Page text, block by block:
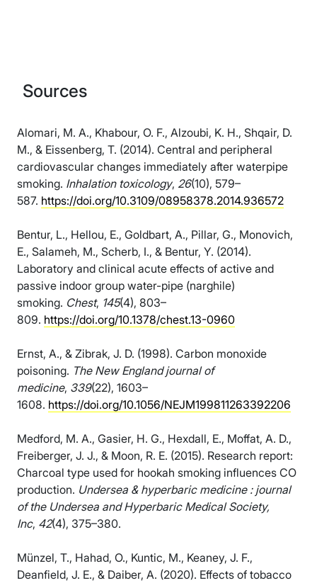
Sources
Alomari, M. A., Khabour, O. F., Alzoubi, K. H., Shqair, D.
M., & Eissenberg, T. (2014). Central and peripheral
cardiovascular changes immediately after waterpipe
smoking. Inhalation toxicology, 26(10), 579–
587. https://doi.org/10.3109/08958378.2014.936572
Bentur, L., Hellou, E., Goldbart, A., Pillar, G., Monovich,
E., Salameh, M., Scherb, I., & Bentur, Y. (2014).
Laboratory and clinical acute effects of active and
passive indoor group water-pipe (narghile)
smoking. Chest, 145(4), 803–
809. https://doi.org/10.1378/chest.13-0960
Ernst, A., & Zibrak, J. D. (1998). Carbon monoxide
poisoning. The New England journal of
medicine, 339(22), 1603–
1608. https://doi.org/10.1056/NEJM199811263392206
Medford, M. A., Gasier, H. G., Hexdall, E., Moffat, A. D.,
Freiberger, J. J., & Moon, R. E. (2015). Research report:
Charcoal type used for hookah smoking influences CO
production. Undersea & hyperbaric medicine : journal
of the Undersea and Hyperbaric Medical Society,
Inc, 42(4), 375–380.
Münzel, T., Hahad, O., Kuntic, M., Keaney, J. F.,
Deanfield, J. E., & Daiber, A. (2020). Effects of tobacco